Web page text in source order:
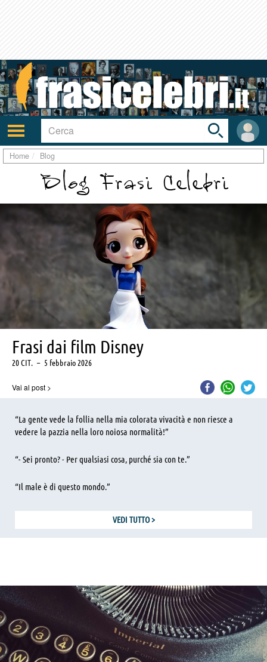
Attiva/disattiva
navigazione
User
area
Toggle
search
bar
Home Blog
Blog Frasi Celebri
Frasi dai film Disney
20 CIT. – 5 febbraio 2026
Vai al post >
“La gente vede la follia nella mia colorata vivacità e non riesce a
vedere la pazzia nella loro noiosa normalità!”
“- Sei pronto? - Per qualsiasi cosa, purché sia con te.”
“Il male è di questo mondo.”
VEDI TUTTO>